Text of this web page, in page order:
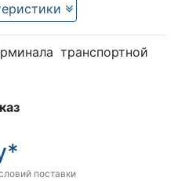
транспортной
поставки